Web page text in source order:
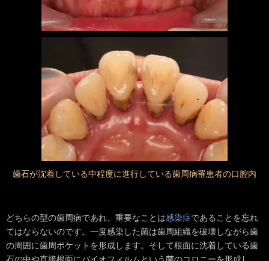
歯石が沈着している中程度に進行している歯周病罹患者の口腔内
どちらの型の歯周病であれ、重要なことは感染症であることを忘れ
てはならないのです。一度感染した菌は歯周組織を破壊しながら歯
の周囲に歯周ポケットを形成します。そして根面に沈着している歯